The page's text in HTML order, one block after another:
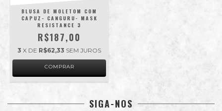
BLUSA DE MOLETOM COM
CAPUZ- CANGURU- MASK
RESISTANCE 3
R$187,00
3 X DE R$62,33 SEM JUROS
COMPRAR
SIGA-NOS